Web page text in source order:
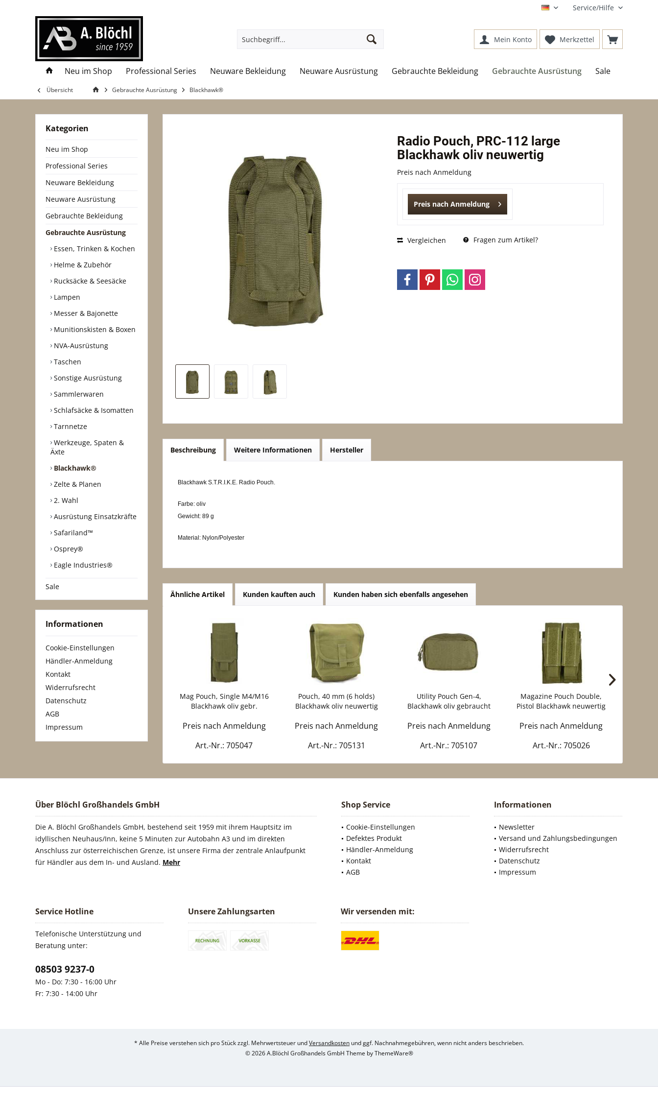
DE Service/Hilfe
Merkzettel
Mein Konto
Neu im Shop Professional Series Neuware Bekleidung Neuware Ausrüstung Gebrauchte Bekleidung Gebrauchte Ausrüstung Sale
Übersicht Gebrauchte Ausrüstung Blackhawk®
Kategorien
Neu im Shop
Professional Series
Neuware Bekleidung
Neuware Ausrüstung
Gebrauchte Bekleidung
Gebrauchte Ausrüstung
Essen, Trinken & Kochen
Helme & Zubehör
Rucksäcke & Seesäcke
Lampen
Messer & Bajonette
Munitionskisten & Boxen
NVA-Ausrüstung
Taschen
Sonstige Ausrüstung
Sammlerwaren
Schlafsäcke & Isomatten
Tarnnetze
Werkzeuge, Spaten &
Äxte
Blackhawk®
Zelte & Planen
2. Wahl
Ausrüstung Einsatzkräfte
Safariland™
Osprey®
Eagle Industries®
Sale
Informationen
Cookie-Einstellungen
Händler-Anmeldung
Kontakt
Widerrufsrecht
Datenschutz
AGB
Impressum
Radio Pouch, PRC-112 large
Blackhawk oliv neuwertig
Preis nach Anmeldung
Preis nach Anmeldung
Vergleichen Fragen zum Artikel?
Beschreibung Weitere Informationen Hersteller
Blackhawk S.T.R.I.K.E. Radio Pouch.
Farbe: oliv
Gewicht: 89 g
Material: Nylon/Polyester
Ähnliche Artikel Kunden kauften auch Kunden haben sich ebenfalls angesehen
Mag Pouch, Single M4/M16
Blackhawk oliv gebr.
Preis nach Anmeldung
Art.-Nr.: 705047
Pouch, 40 mm (6 holds)
Blackhawk oliv neuwertig
Preis nach Anmeldung
Art.-Nr.: 705131
Utility Pouch Gen-4,
Blackhawk oliv gebraucht
Preis nach Anmeldung
Art.-Nr.: 705107
Magazine Pouch Double,
Pistol Blackhawk neuwertig
Preis nach Anmeldung
Art.-Nr.: 705026
Über Blöchl Großhandels GmbH
Die A. Blöchl Großhandels GmbH, bestehend seit 1959 mit ihrem Hauptsitz im
idyllischen Neuhaus/Inn, keine 5 Minuten zur Autobahn A3 und im direkten
Anschluss zur österreichischen Grenze, ist unsere Firma der zentrale Anlaufpunkt
für Händler aus dem In- und Ausland. Mehr
Shop Service
Cookie-Einstellungen
Defektes Produkt
Händler-Anmeldung
Kontakt
AGB
Informationen
Newsletter
Versand und Zahlungsbedingungen
Widerrufsrecht
Datenschutz
Impressum
Service Hotline
Telefonische Unterstützung und
Beratung unter:
08503 9237-0
Mo - Do: 7:30 - 16:00 Uhr
Fr: 7:30 - 14:00 Uhr
Unsere Zahlungsarten Wir versenden mit:
* Alle Preise verstehen sich pro Stück zzgl. Mehrwertsteuer undVersandkosten und ggf. Nachnahmegebühren, wenn nicht anders beschrieben.
© 2026 A.Blöchl Großhandels GmbH Theme byThemeWare®